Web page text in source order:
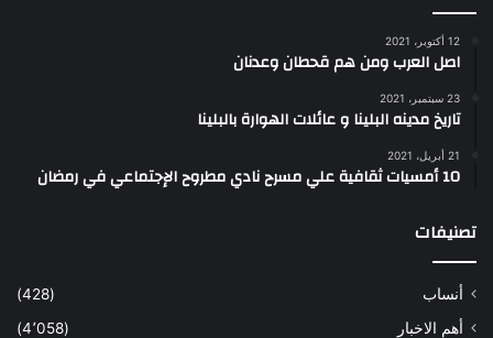
12 أكتوبر، 2021
اصل العرب ومن هم قحطان وعدنان
23 سبتمبر، 2021
تاريخ مدينه البلينا و عائلات الهوارة بالبلينا
21 أبريل، 2021
10 أمسيات ثقافية علي مسرح نادي مطروح الإجتماعي في رمضان
تصنيفات
أنساب
(428)
أهم الاخبار
(4٬058)